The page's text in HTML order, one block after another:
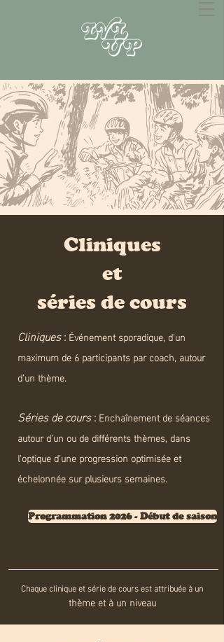
Cliniques
et
séries de cours
Cliniques: Événement sporadique, d'un
maximum de 6 participants par coach, autour
d'un thème.
Séries de cours: Enchaînement de séances
autour d'un ou de différents thèmes, dans
l'optique d'une progression optimisée et
échelonnée sur plusieurs semaines.
Programmation 2026 - Début de saison
Chaque clinique et série de coursest attribuée à un
thème et à un niveau